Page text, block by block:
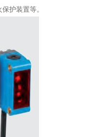
护装置等。